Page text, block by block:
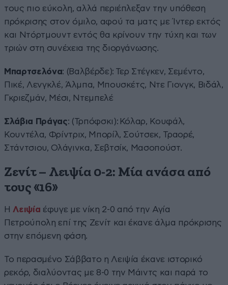
τους πιο εύκολη, αλλά περιέπλεξαν την υπόθεση
πρόκρισης στον όμιλο, αφού τα ματς με Ίντερ εκτός
και Ντόρτμουντ εντός θα κρίνουν την τύχη και των
τριών στη συνέχεια της διοργάνωσης.
Μπαρτσελόνα: (Βαλβέρδε): Τερ Στέγκεν, Σεμέντο,
Πικέ, Λενγκλέ, Άλμπα, Μπουσκέτς, Ντε Γιονγκ, Βιδάλ,
Γκριεζμάν, Μέσι, Ντεμπελέ
Σλάβια Πράγας: (Τρπόφσκι): Κόλαρ, Κουφάλ,
Κουντέλα, Φρίντριχ, Μπορίλ, Σούτσεκ, Τραορέ,
Στάντσιου, Ολάγινκα, Σεβτσίκ, Μασοπούστ.
Ζενίτ – Λειψία 0-2: Μία ανάσα από
τους «16»
Η Λειψία έφυγε με νίκη 2-0 από την Αγία
Πετρούπολη επί της Ζενίτ και έκανε άλμα πρόκρισης
στην επόμενη φάση.
Το περασμένο Σάββατο η Λειψία έκανε ιστορικό
ρεκόρ, διαλύοντας με 8-0 την Μάιντς και παρά το